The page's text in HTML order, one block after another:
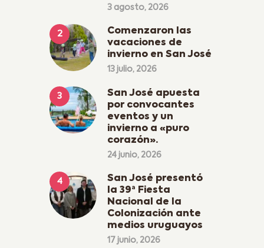
3 agosto, 2026
Comenzaron las
vacaciones de
invierno en San José
13 julio, 2026
San José apuesta
por convocantes
eventos y un
invierno a «puro
corazón».
24 junio, 2026
San José presentó
la 39ª Fiesta
Nacional de la
Colonización ante
medios uruguayos
17 junio, 2026